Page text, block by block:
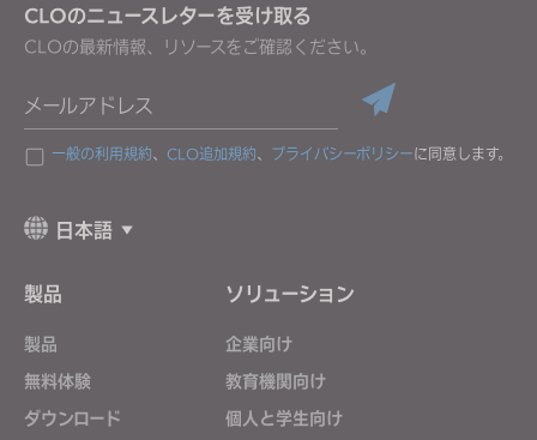
CLOのニュースレターを受け取る
CLOの最新情報、リソースをご確認ください。
メールアドレス
一般の利用規約、 CLO追加規約、 プライバシーポリシーに同意します。
日本語
製品
製品
無料体験
ダウンロード
ソリューション
企業向け
教育機関向け
個人と学生向け